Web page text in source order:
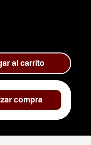
al carrito
compra